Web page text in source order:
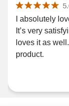
I absolutely
It’s very
loves it as
product.